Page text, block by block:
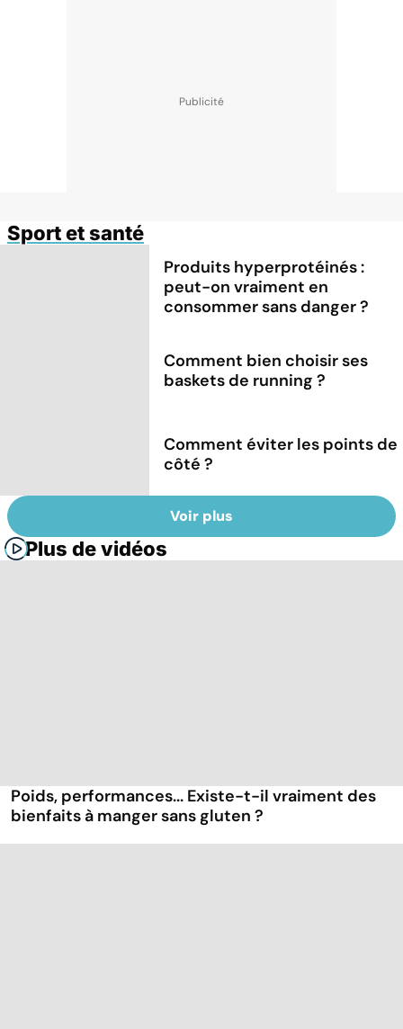
Sport et santé
Produits hyperprotéinés :
peut-on vraiment en
consommer sans danger ?
Comment bien choisir ses
baskets de running ?
Comment éviter les points de
côté ?
Voir plus
Plus de vidéos
Poids, performances... Existe-t-il vraiment des
bienfaits à manger sans gluten ?